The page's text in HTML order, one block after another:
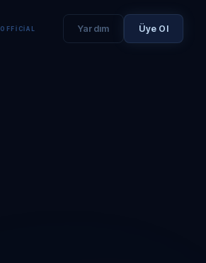
OFFICIAL Yardım Üye Ol